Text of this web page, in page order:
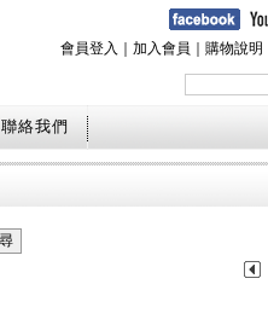
會員登入 加入會員 購物說明
聯絡我們